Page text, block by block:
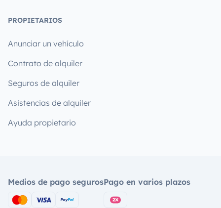
PROPIETARIOS
Anunciar un vehículo
Contrato de alquiler
Seguros de alquiler
Asistencias de alquiler
Ayuda propietario
Medios de pago segurosPago en varios plazos